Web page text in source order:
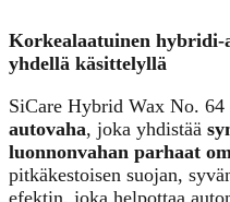
Korkealaatuinen hybridi-
yhdellä käsittelyllä
SiCare Hybrid Wax No. 64
autovaha, joka yhdistää
luonnonvahan parhaat
pitkäkestoisen suojan,
efektin, joka helpottaa